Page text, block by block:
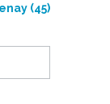
(45)